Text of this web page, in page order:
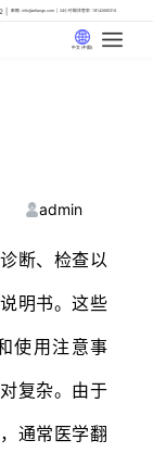
邮箱: info@artlangs.com 24小时翻译管家: 18142666316
中文 (中国)
admin
断、检查以
明书。这些
使用注意事
复杂。由于
通常医学翻